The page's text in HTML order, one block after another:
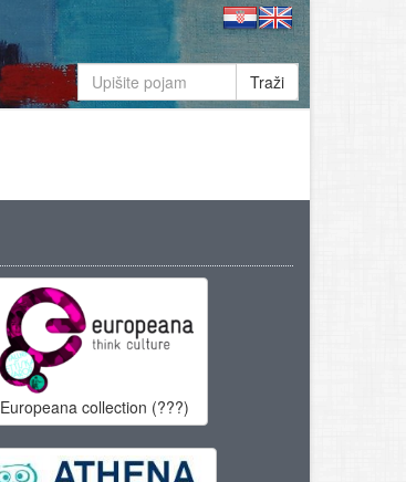
Traži
Europeana collection (???)